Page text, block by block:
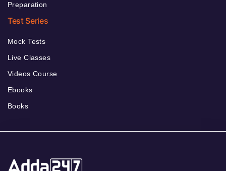
Preparation
Test Series
Mock Tests
Live Classes
Videos Course
Ebooks
Books